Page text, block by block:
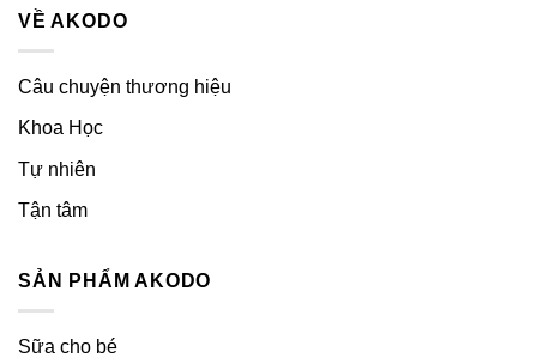
VỀ AKODO
Câu chuyện thương hiệu
Khoa Học
Tự nhiên
Tận tâm
SẢN PHẨM AKODO
Sữa cho bé